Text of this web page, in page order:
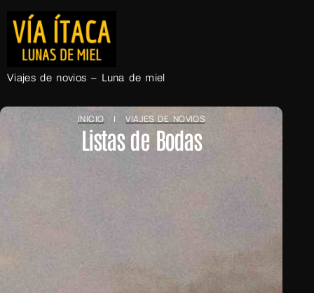
Viajes de novios – Luna de miel
INICIO VIAJES DE NOVIOS
Listas de Bodas